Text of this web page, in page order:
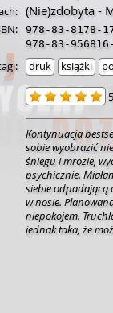
(Nie)zdobyta -
978-83-8178-
978-83-
druk książki
Kontynuacja
sobie wyobrazić
śniegu i mrozie,
psychicznie.
siebie odpadającą
w nosie.
niepokojem.
jednak taka, że